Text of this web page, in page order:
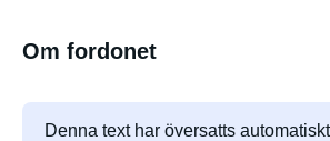
Om fordonet
Denna text har översatts